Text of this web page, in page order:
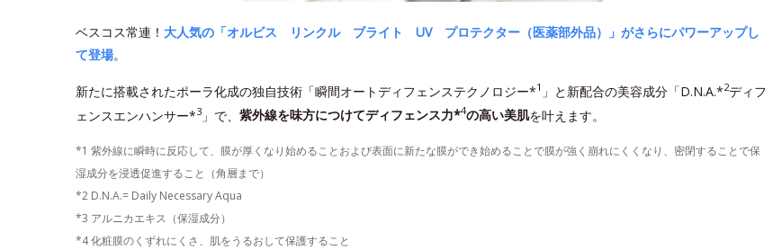
ベスコス常連！ 大人気の「オルビス リンクル ブライト UV プロテクター（医薬部外品）」がさらにパワーアップし
て登場。
新たに搭載されたポーラ化成の独自技術「瞬間オートディフェンステクノロジー*1 」と新配合の美容成分「D.N.A.*2ディフ
ェンスエンハンサー*3 」で、 紫外線を味方につけてディフェンス力*4の高い美肌を叶えます。
*1 紫外線に瞬時に反応して、膜が厚くなり始めることおよび表面に新たな膜ができ始めることで膜が強く崩れにくくなり、密閉することで保
湿成分を浸透促進すること（角層まで）
*2 D.N.A.= Daily Necessary Aqua
*3 アルニカエキス（保湿成分）
*4 化粧膜のくずれにくさ、肌をうるおして保護すること